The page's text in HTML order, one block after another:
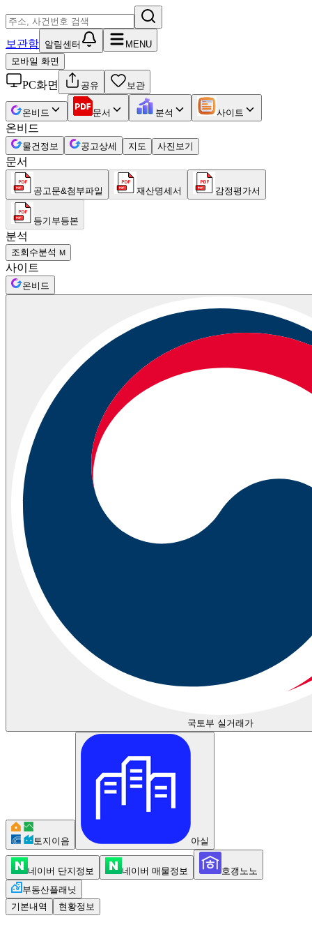
보관함 알림센터
MENU
모바일 화면
PC화면 공유 보관
온비드 문서 분석 사이트
온비드
물건정보 공고상세 지도 사진보기
문서
공고문&첨부파일 재산명세서 감정평가서
등기부등본
분석
조회수분석 M
사이트
온비드
국토부 실거래가
토지이음 아실
네이버 단지정보 네이버 매물정보
호갱노노
부동산플래닛
기본내역
현황정보